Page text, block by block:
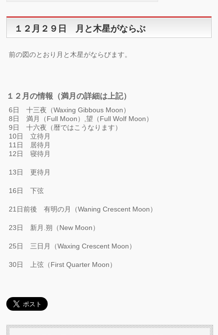
１２月２９日 月と木星がならぶ
前の図のとおり月と木星がならびます。
１２月の情報（満月の詳細は上記）
6日 十三夜（Waxing Gibbous Moon）
8日 満月（Full Moon）,望（Full Wolf Moon）
9日 十六夜（暦ではこうなります）
10日 立待月
11日 居待月
12日 寝待月
13日 更待月
16日 下弦
21日前後 有明の月（Waning Crescent Moon）
23日 新月.朔（New Moon）
25日 三日月（Waxing Crescent Moon）
30日 上弦（First Quarter Moon）